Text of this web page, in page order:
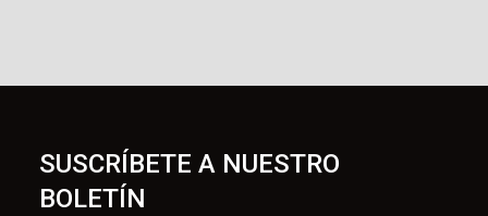
SUSCRÍBETE A NUESTRO
BOLETÍN